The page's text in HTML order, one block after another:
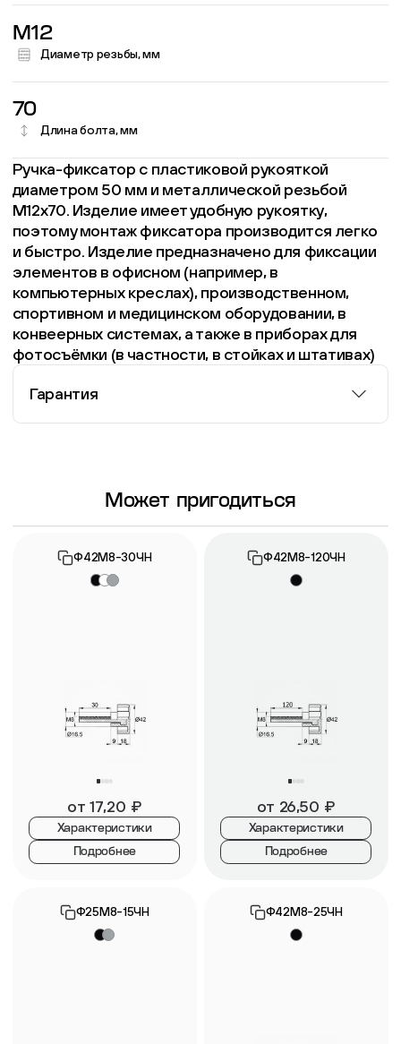
M12
Диаметр резьбы, мм
70
Длина болта, мм
Ручка-фиксатор с пластиковой рукояткой
диаметром 50 мм и металлической резьбой
М12х70. Изделие имеет удобную рукоятку,
поэтому монтаж фиксатора производится легко
и быстро. Изделие предназначено для фиксации
элементов в офисном (например, в
компьютерных креслах), производственном,
спортивном и медицинском оборудовании, в
конвеерных системах, а также в приборах для
фотосъёмки (в частности, в стойках и штативах)
Гарантия
Информация о гарантии
Может пригодиться
Ф42М8-30ЧН
от 17,20 ₽
Характеристики
Подробнее
Ф42М8-120ЧН
от 26,50 ₽
Характеристики
Подробнее
Ф25М8-15ЧН Ф42М8-25ЧН